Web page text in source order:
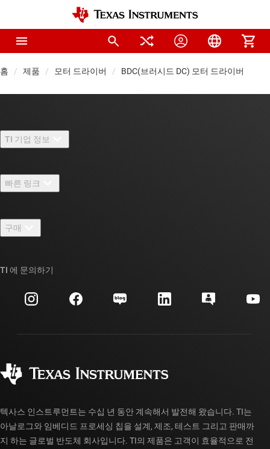
홈 제품 모터 드라이버 BDC(브러시드 DC) 모터 드라이버
TI 기업 정보
채용
뉴스룸
이벤트
투자 관계
빠른 링크
TI E2E™ 설계 지원 포럼
대체품 검색
고객 지원 센터
myTI 계정 FAQ
구매
주문 FAQ
TI 에 문의하기
텍사스 인스트루먼트는 수십 년 동안 계속해서 발전해 왔습니다. TI는
아날로그와 임베디드 프로세싱 칩을 설계, 제조, 테스트 그리고 판매까
지 하는 글로벌 반도체 회사입니다. TI의 제품은 고객이 효율적으로 전